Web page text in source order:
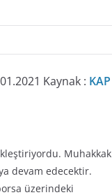
Kaynak : KAP
Muhakkak
devam edecektir.
üzerindeki